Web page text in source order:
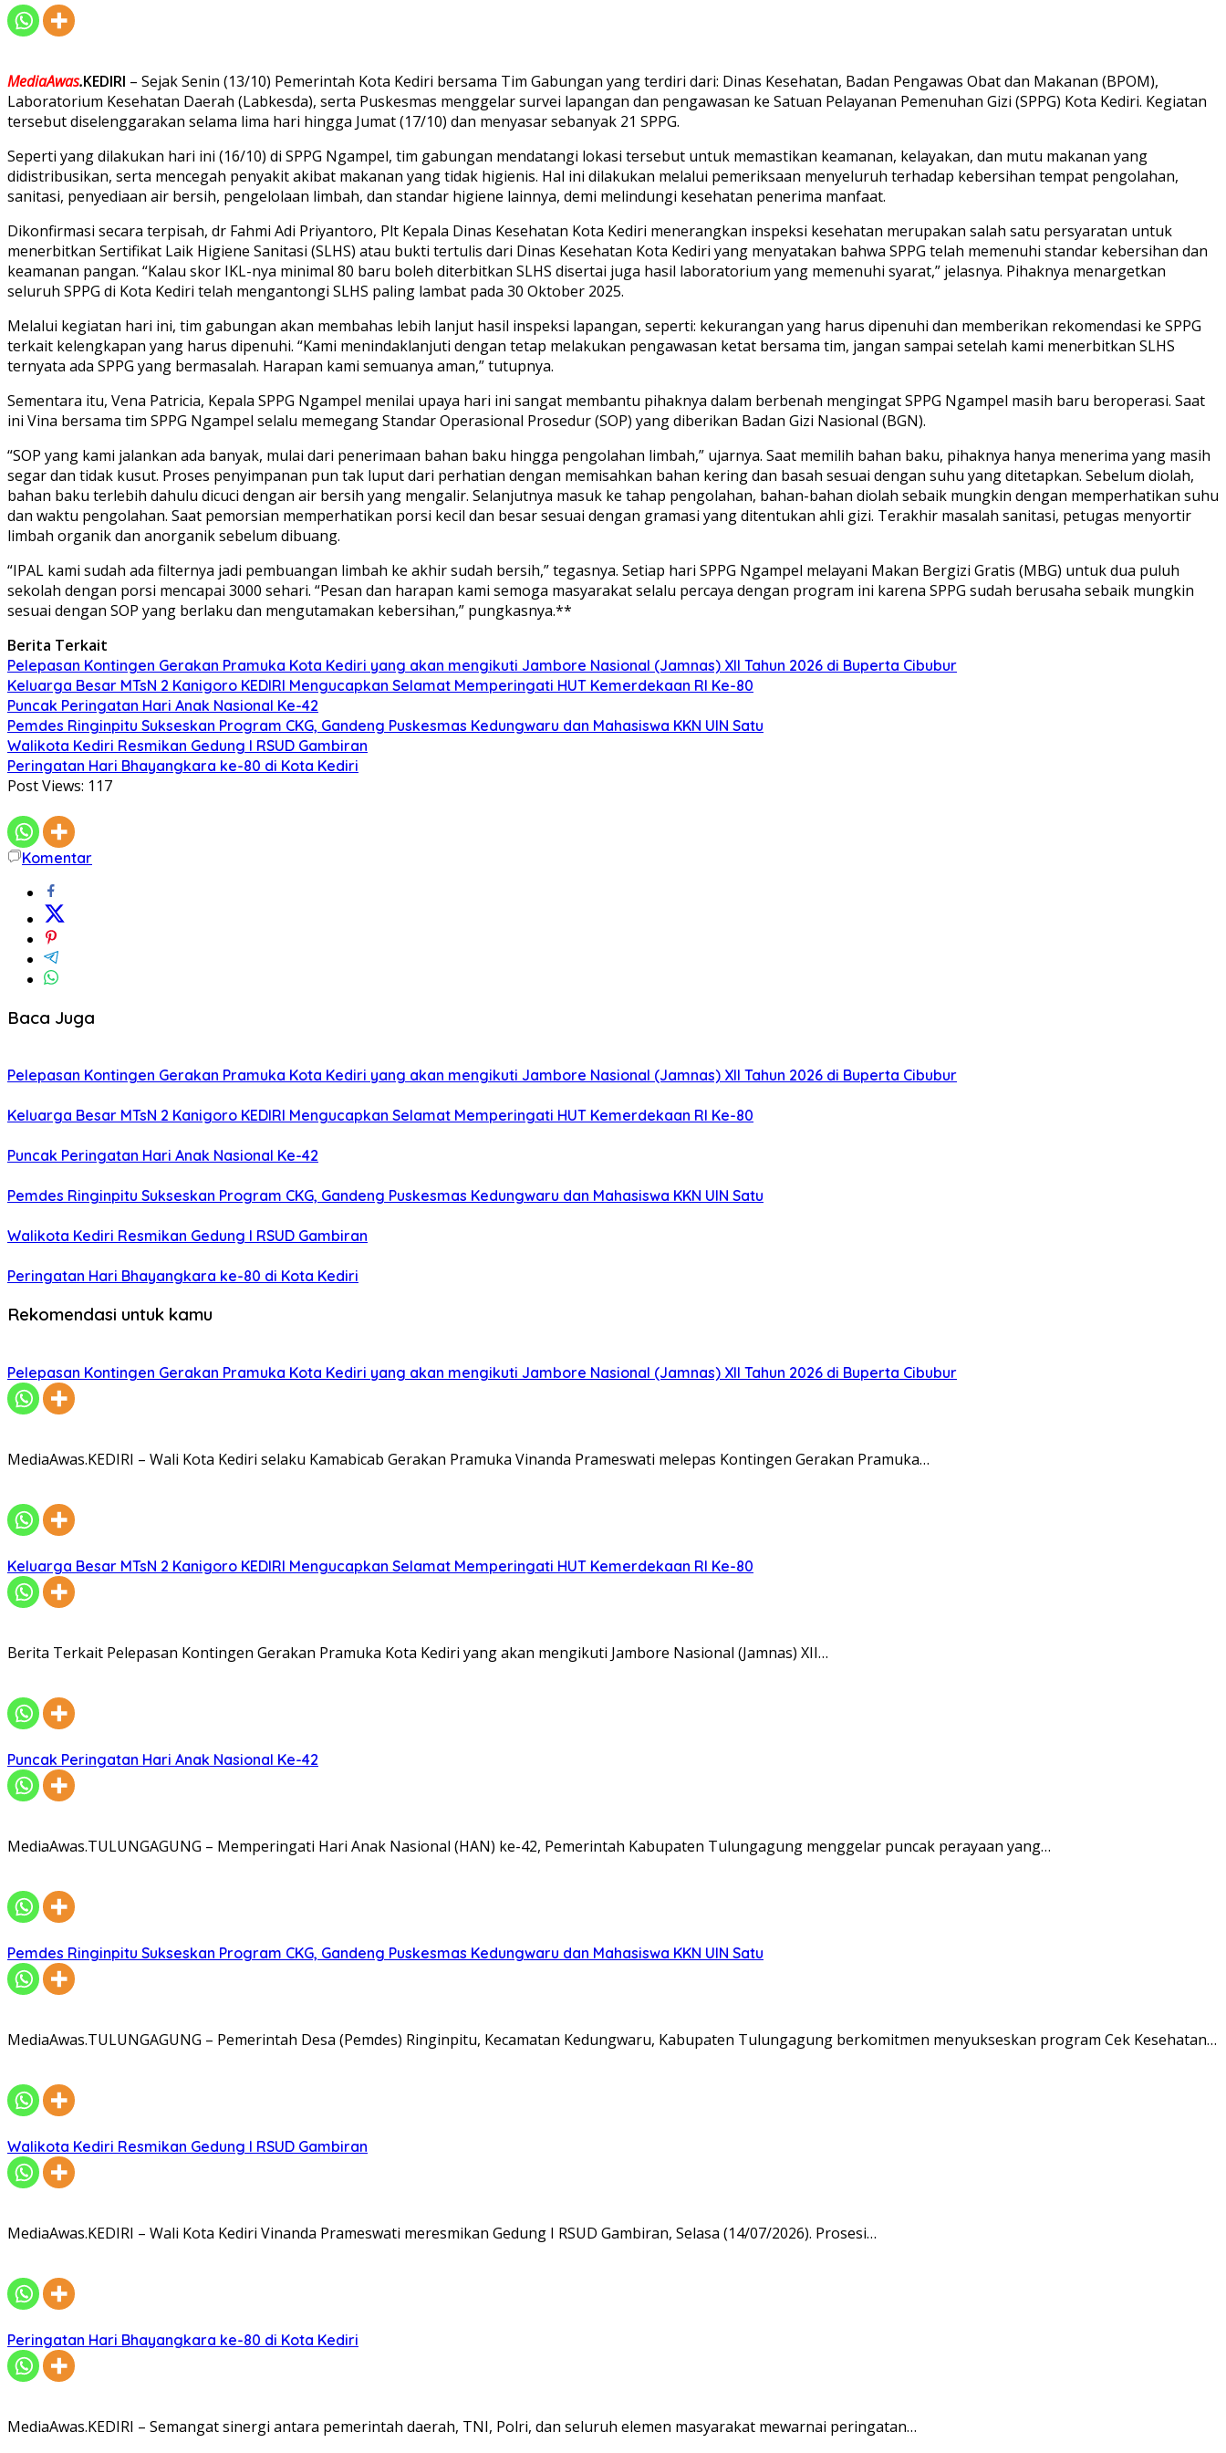
MediaAwas.KEDIRI – Sejak Senin (13/10) Pemerintah Kota Kediri bersama Tim Gabungan yang terdiri dari: Dinas Kesehatan, Badan Pengawas Obat dan Makanan (BPOM),
Laboratorium Kesehatan Daerah (Labkesda), serta Puskesmas menggelar survei lapangan dan pengawasan ke Satuan Pelayanan Pemenuhan Gizi (SPPG) Kota Kediri. Kegiatan
tersebut diselenggarakan selama lima hari hingga Jumat (17/10) dan menyasar sebanyak 21 SPPG.
Seperti yang dilakukan hari ini (16/10) di SPPG Ngampel, tim gabungan mendatangi lokasi tersebut untuk memastikan keamanan, kelayakan, dan mutu makanan yang
didistribusikan, serta mencegah penyakit akibat makanan yang tidak higienis. Hal ini dilakukan melalui pemeriksaan menyeluruh terhadap kebersihan tempat pengolahan,
sanitasi, penyediaan air bersih, pengelolaan limbah, dan standar higiene lainnya, demi melindungi kesehatan penerima manfaat.
Dikonfirmasi secara terpisah, dr Fahmi Adi Priyantoro, Plt Kepala Dinas Kesehatan Kota Kediri menerangkan inspeksi kesehatan merupakan salah satu persyaratan untuk
menerbitkan Sertifikat Laik Higiene Sanitasi (SLHS) atau bukti tertulis dari Dinas Kesehatan Kota Kediri yang menyatakan bahwa SPPG telah memenuhi standar kebersihan dan
keamanan pangan. “Kalau skor IKL-nya minimal 80 baru boleh diterbitkan SLHS disertai juga hasil laboratorium yang memenuhi syarat,” jelasnya. Pihaknya menargetkan
seluruh SPPG di Kota Kediri telah mengantongi SLHS paling lambat pada 30 Oktober 2025.
Melalui kegiatan hari ini, tim gabungan akan membahas lebih lanjut hasil inspeksi lapangan, seperti: kekurangan yang harus dipenuhi dan memberikan rekomendasi ke SPPG
terkait kelengkapan yang harus dipenuhi. “Kami menindaklanjuti dengan tetap melakukan pengawasan ketat bersama tim, jangan sampai setelah kami menerbitkan SLHS
ternyata ada SPPG yang bermasalah. Harapan kami semuanya aman,” tutupnya.
Sementara itu, Vena Patricia, Kepala SPPG Ngampel menilai upaya hari ini sangat membantu pihaknya dalam berbenah mengingat SPPG Ngampel masih baru beroperasi. Saat
ini Vina bersama tim SPPG Ngampel selalu memegang Standar Operasional Prosedur (SOP) yang diberikan Badan Gizi Nasional (BGN).
“SOP yang kami jalankan ada banyak, mulai dari penerimaan bahan baku hingga pengolahan limbah,” ujarnya. Saat memilih bahan baku, pihaknya hanya menerima yang masih
segar dan tidak kusut. Proses penyimpanan pun tak luput dari perhatian dengan memisahkan bahan kering dan basah sesuai dengan suhu yang ditetapkan. Sebelum diolah,
bahan baku terlebih dahulu dicuci dengan air bersih yang mengalir. Selanjutnya masuk ke tahap pengolahan, bahan-bahan diolah sebaik mungkin dengan memperhatikan suhu
dan waktu pengolahan. Saat pemorsian memperhatikan porsi kecil dan besar sesuai dengan gramasi yang ditentukan ahli gizi. Terakhir masalah sanitasi, petugas menyortir
limbah organik dan anorganik sebelum dibuang.
“IPAL kami sudah ada filternya jadi pembuangan limbah ke akhir sudah bersih,” tegasnya. Setiap hari SPPG Ngampel melayani Makan Bergizi Gratis (MBG) untuk dua puluh
sekolah dengan porsi mencapai 3000 sehari. “Pesan dan harapan kami semoga masyarakat selalu percaya dengan program ini karena SPPG sudah berusaha sebaik mungkin
sesuai dengan SOP yang berlaku dan mengutamakan kebersihan,” pungkasnya.**
Berita Terkait
Pelepasan Kontingen Gerakan Pramuka Kota Kediri yang akan mengikuti Jambore Nasional (Jamnas) XII Tahun 2026 di Buperta Cibubur
Keluarga Besar MTsN 2 Kanigoro KEDIRI Mengucapkan Selamat Memperingati HUT Kemerdekaan RI Ke-80
Puncak Peringatan Hari Anak Nasional Ke-42
Pemdes Ringinpitu Sukseskan Program CKG, Gandeng Puskesmas Kedungwaru dan Mahasiswa KKN UIN Satu
Walikota Kediri Resmikan Gedung I RSUD Gambiran
Peringatan Hari Bhayangkara ke-80 di Kota Kediri
Post Views: 117
Komentar
Baca Juga
Pelepasan Kontingen Gerakan Pramuka Kota Kediri yang akan mengikuti Jambore Nasional (Jamnas) XII Tahun 2026 di Buperta Cibubur
Keluarga Besar MTsN 2 Kanigoro KEDIRI Mengucapkan Selamat Memperingati HUT Kemerdekaan RI Ke-80
Puncak Peringatan Hari Anak Nasional Ke-42
Pemdes Ringinpitu Sukseskan Program CKG, Gandeng Puskesmas Kedungwaru dan Mahasiswa KKN UIN Satu
Walikota Kediri Resmikan Gedung I RSUD Gambiran
Peringatan Hari Bhayangkara ke-80 di Kota Kediri
Rekomendasi untuk kamu
Pelepasan Kontingen Gerakan Pramuka Kota Kediri yang akan mengikuti Jambore Nasional (Jamnas) XII Tahun 2026 di Buperta Cibubur
MediaAwas.KEDIRI – Wali Kota Kediri selaku Kamabicab Gerakan Pramuka Vinanda Prameswati melepas Kontingen Gerakan Pramuka…
Keluarga Besar MTsN 2 Kanigoro KEDIRI Mengucapkan Selamat Memperingati HUT Kemerdekaan RI Ke-80
Berita Terkait Pelepasan Kontingen Gerakan Pramuka Kota Kediri yang akan mengikuti Jambore Nasional (Jamnas) XII…
Puncak Peringatan Hari Anak Nasional Ke-42
MediaAwas.TULUNGAGUNG – Memperingati Hari Anak Nasional (HAN) ke-42, Pemerintah Kabupaten Tulungagung menggelar puncak perayaan yang…
Pemdes Ringinpitu Sukseskan Program CKG, Gandeng Puskesmas Kedungwaru dan Mahasiswa KKN UIN Satu
MediaAwas.TULUNGAGUNG – Pemerintah Desa (Pemdes) Ringinpitu, Kecamatan Kedungwaru, Kabupaten Tulungagung berkomitmen menyukseskan program Cek Kesehatan…
Walikota Kediri Resmikan Gedung I RSUD Gambiran
MediaAwas.KEDIRI – Wali Kota Kediri Vinanda Prameswati meresmikan Gedung I RSUD Gambiran, Selasa (14/07/2026). Prosesi…
Peringatan Hari Bhayangkara ke-80 di Kota Kediri
MediaAwas.KEDIRI – Semangat sinergi antara pemerintah daerah, TNI, Polri, dan seluruh elemen masyarakat mewarnai peringatan…